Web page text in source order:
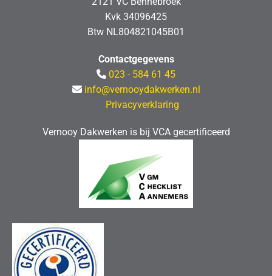
Kvk 34096425
Btw NL804821045B01
Contactgegevens
 023 - 584 61 45
 info@vernooydakwerken.nl
Privacyverklaring
Vernooy Dakwerken is bij VCA gecertificeerd